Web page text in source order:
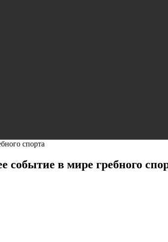
спорта
событие в мире гребного